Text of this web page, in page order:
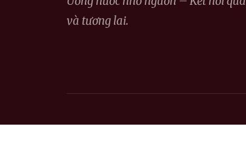
và tương lai.